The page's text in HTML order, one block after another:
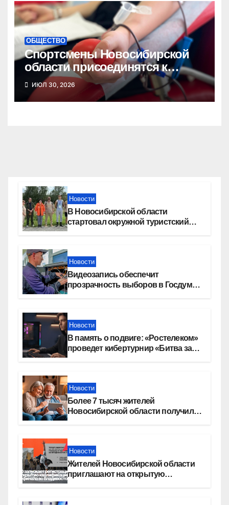
ОБЩЕСТВО
Спортсмены Новосибирской
области присоединятся к
донорской акции
ИЮЛ 30, 2026
Новости
В Новосибирской области
стартовал окружной туристский
Новости
Видеозапись обеспечит
прозрачность выборов в Госдуму
Новости
В память о подвиге: «Ростелеком»
проведет кибертурнир «Битва за
Новости
Более 7 тысяч жителей
Новосибирской области получили
Новости
Жителей Новосибирской области
приглашают на открытую